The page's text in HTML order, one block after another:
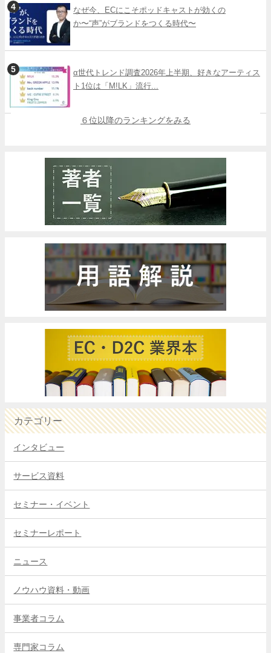
なぜ今、ECにこそポッドキャストが効くの
か〜“声”がブランドをつくる時代〜
α世代トレンド調査2026年上半期、好きなアーティス
ト1位は「M!LK」流行...
６位以降のランキングをみる
カテゴリー
インタビュー
サービス資料
セミナー・イベント
セミナーレポート
ニュース
ノウハウ資料・動画
事業者コラム
専門家コラム